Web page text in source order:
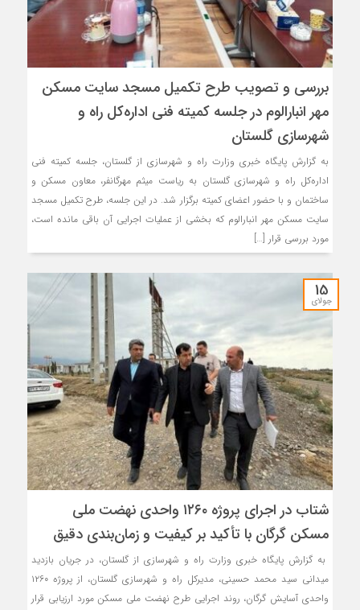
بررسی و تصویب طرح تکمیل مسجد سایت مسکن
مهر انبارالوم در جلسه کمیته فنی اداره‌کل راه و
شهرسازی گلستان
به گزارش پایگاه خبری وزارت راه و شهرسازی از گلستان، جلسه کمیته فنی
اداره‌کل راه و شهرسازی گلستان به ریاست میثم مهرگانفر، معاون مسکن و
ساختمان و با حضور اعضای کمیته برگزار شد. در این جلسه، طرح تکمیل مسجد
سایت مسکن مهر انبارالوم که بخشی از عملیات اجرایی آن باقی مانده است،
مورد بررسی قرار […]
15
جولای
شتاب در اجرای پروژه ۱۲۶۰ واحدی نهضت ملی
مسکن گرگان با تأکید بر کیفیت و زمان‌بندی دقیق
به گزارش پایگاه خبری وزارت راه و شهرسازی از گلستان، در جریان بازدید
میدانی سید محمد حسینی، مدیرکل راه و شهرسازی گلستان، از پروژه ۱۲۶۰
واحدی آسایش گرگان، روند اجرایی طرح نهضت ملی مسکن مورد ارزیابی قرار